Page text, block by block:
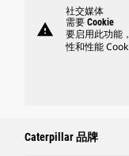
warning
社交媒体
需要 Cookie
要启用此功能
性和性能
Caterpillar 品牌